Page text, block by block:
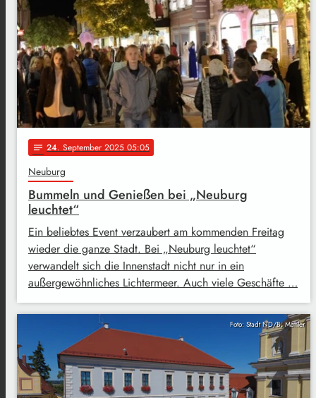
notes 24. September 2025 05:05
Neuburg
Bummeln und Genießen bei „Neuburg
leuchtet“
Ein beliebtes Event verzaubert am kommenden Freitag
wieder die ganze Stadt. Bei „Neuburg leuchtet“
verwandelt sich die Innenstadt nicht nur in ein
außergewöhnliches Lichtermeer. Auch viele Geschäfte …
Foto: Stadt ND/B. Mahler